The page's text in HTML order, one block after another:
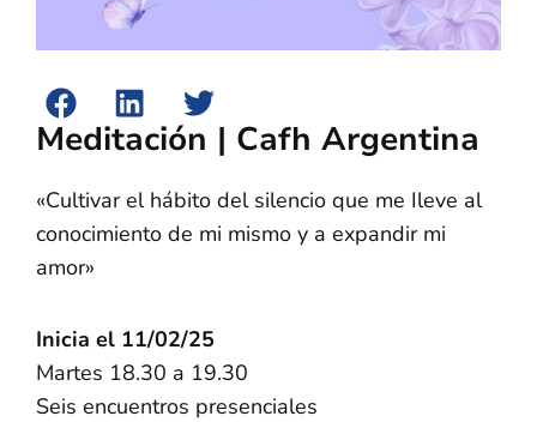
Meditación | Cafh Argentina
«Cultivar el hábito del silencio que me Ileve al
conocimiento de mi mismo y a expandir mi
amor»
Inicia el 11/02/25
Martes 18.30 a 19.30
Seis encuentros presenciales